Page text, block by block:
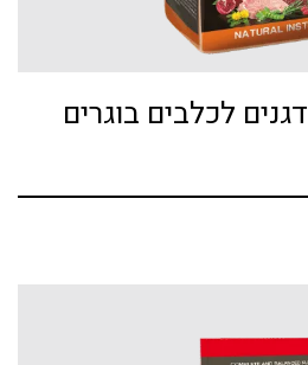
לכלבים בוגרים